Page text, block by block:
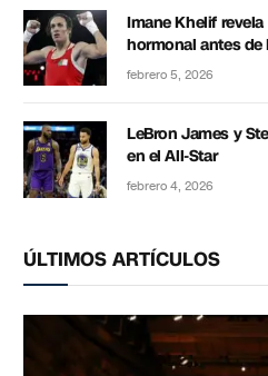
Imane Khelif
hormonal antes de
febrero 5, 2026
LeBron James y
en el All-Star
febrero 4, 2026
ÚLTIMOS ARTÍCULOS